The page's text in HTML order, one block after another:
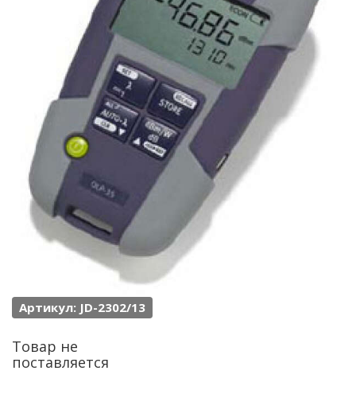
Артикул: JD-2302/13
Товар не
поставляется